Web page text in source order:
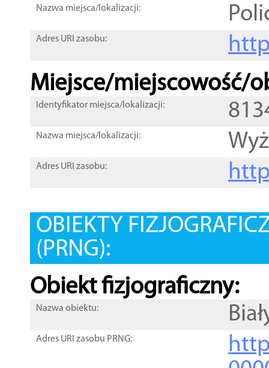
Nazwa miejsca/lokalizacji:
Adres URI zasobu:
Miejsce/miejscowość/
Identyfikator miejsca/lokalizacji:
Nazwa miejsca/lokalizacji:
Adres URI zasobu:
OBIEKTY
(PRNG):
Obiekt fizjograficzny:
Nazwa obiektu:
Adres URI zasobu PRNG: